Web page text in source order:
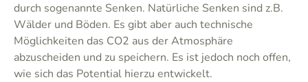
durch sogenannte Senken. Natürliche Senken sind z.B.
Wälder und Böden. Es gibt aber auch technische
Möglichkeiten das CO2 aus der Atmosphäre
abzuscheiden und zu speichern. Es ist jedoch noch offen,
wie sich das Potential hierzu entwickelt.